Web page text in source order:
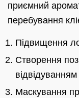
приємний
перебування
Підвищення
Створення
Маскування